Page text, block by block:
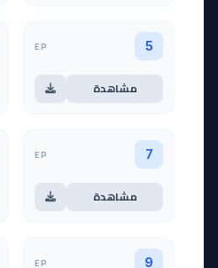
5
EP
مشاهدة
7
EP
مشاهدة
9
EP